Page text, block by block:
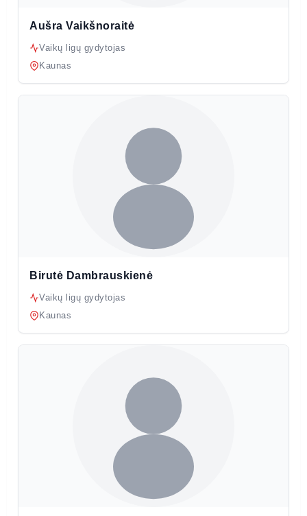
Aušra Vaikšnoraitė
Vaikų ligų gydytojas
Kaunas
Birutė Dambrauskienė
Vaikų ligų gydytojas
Kaunas